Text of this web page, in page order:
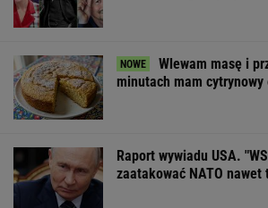
Wlewam masę i
minutach mam cytrynowy
Raport wywiadu USA.
zaatakować NATO nawet